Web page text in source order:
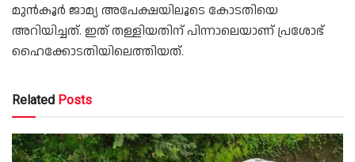
മുൻകൂർ ജാമ്യ അപേക്ഷയിലൂടെ കോടതിയെ
അറിയിച്ചത്. ഇത് തള്ളിയതിന് പിന്നാലെയാണ് പ്രശോഭ്
ഹൈക്കോടതിയിലെത്തിയത്.
Related Posts